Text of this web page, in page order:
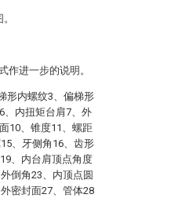
作进一步的说明。
形内螺纹3、偏梯形
、内扭矩台肩7、外
10、锥度11、螺距
、牙侧角16、齿形
、内台肩顶点角度
倒角23、内顶点圆
密封面27、管体28